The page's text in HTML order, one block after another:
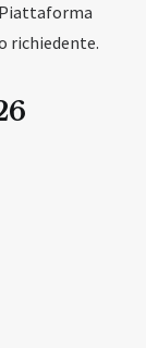
richiedente.